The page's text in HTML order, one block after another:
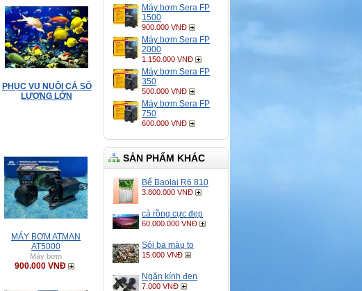
Máy bơm Sera FP
1500
900.000 VNĐ
Máy bơm Sera FP
2000
1.150.000 VNĐ
Máy bơm Sera FP
350
500.000 VNĐ
Máy bơm Sera FP
750
600.000 VNĐ
SẢN PHẨM KHÁC
Bể Baolai R6 810
3.800.000 VNĐ
cá rồng cực đẹp
60.000.000 VNĐ
Sỏi ba màu to
15.000 VNĐ
Ngăn kính đen
7.000 VNĐ
PHỤC VỤ NUÔI CÁ SỐ
LƯỢNG LỚN
MÁY BƠM ATMAN
AT5000
Máy bơm
900.000 VNĐ